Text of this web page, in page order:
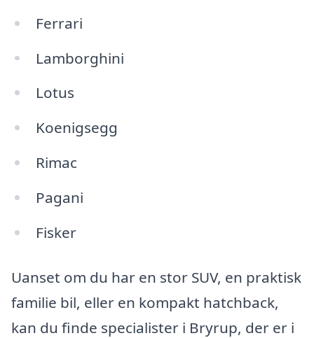
Ferrari
Lamborghini
Lotus
Koenigsegg
Rimac
Pagani
Fisker
Uanset om du har en stor SUV, en praktisk
familie bil, eller en kompakt hatchback,
kan du finde specialister i Bryrup, der er i